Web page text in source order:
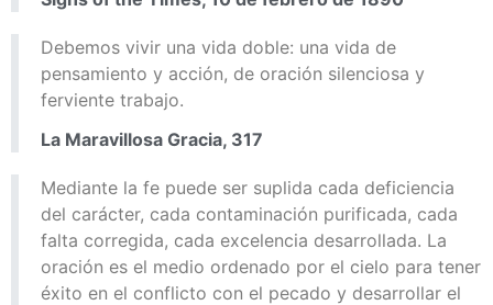
Debemos vivir una vida doble: una vida de
pensamiento y acción, de oración silenciosa y
ferviente trabajo.
La Maravillosa Gracia, 317
Mediante la fe puede ser suplida cada deficiencia
del carácter, cada contaminación purificada, cada
falta corregida, cada excelencia desarrollada. La
oración es el medio ordenado por el cielo para tener
éxito en el conflicto con el pecado y desarrollar el